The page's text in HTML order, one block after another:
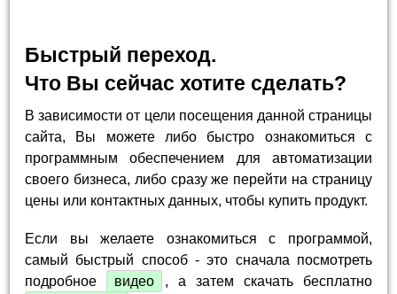
Быстрый переход.
Что Вы сейчас хотите сделать?
В зависимости от цели посещения данной страницы
сайта, Вы можете либо быстро ознакомиться с
программным обеспечением для автоматизации
своего бизнеса, либо сразу же перейти на страницу
цены или контактных данных, чтобы купить продукт.
Если вы желаете ознакомиться с программой,
самый быстрый способ - это сначала посмотреть
подробное
видео
, а затем скачать бесплатно